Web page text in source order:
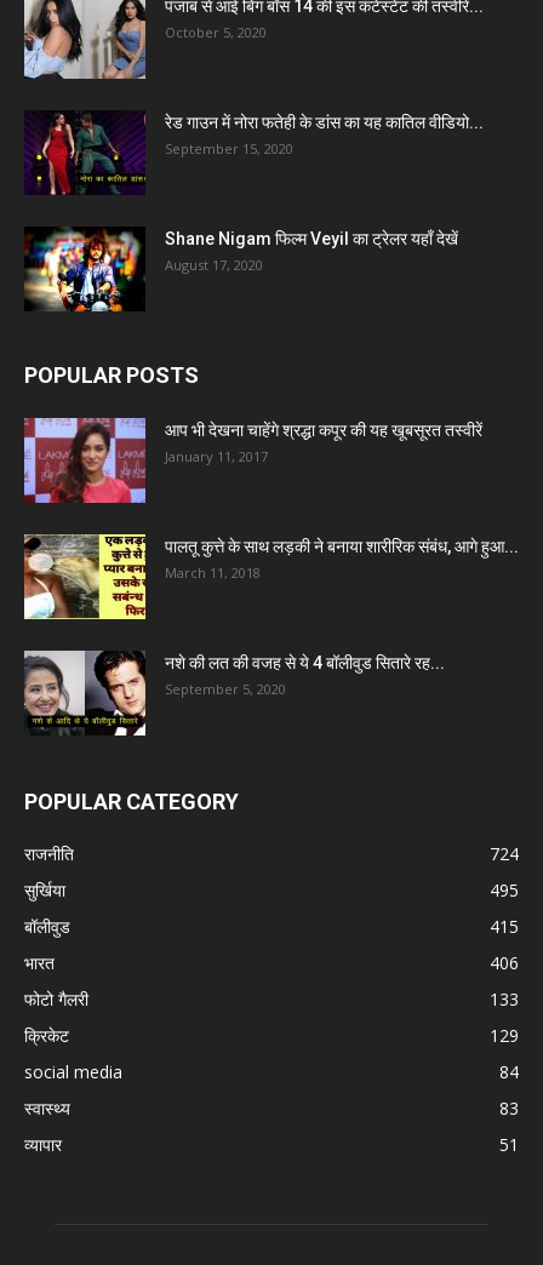
पंजाब से आई बिग बॉस 14 की इस कंटेस्टेंट की तस्वीरें...
October 5, 2020
रेड गाउन में नोरा फतेही के डांस का यह कातिल वीडियो...
September 15, 2020
Shane Nigam फिल्म Veyil का ट्रेलर यहाँ देखें
August 17, 2020
POPULAR POSTS
आप भी देखना चाहेंगे श्रद्धा कपूर की यह खूबसूरत तस्वीरें
January 11, 2017
पालतू कुत्ते के साथ लड़की ने बनाया शारीरिक संबंध, आगे हुआ...
March 11, 2018
नशे की लत की वजह से ये 4 बॉलीवुड सितारे रह...
September 5, 2020
POPULAR CATEGORY
राजनीति
724
सुर्खिया
495
बॉलीवुड
415
भारत
406
फोटो गैलरी
133
क्रिकेट
129
social media
84
स्वास्थ्य
83
व्यापार
51